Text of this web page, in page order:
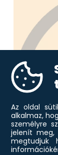
Az oldal
alkalmaz,
személyre
jelenít meg,
megtudjuk